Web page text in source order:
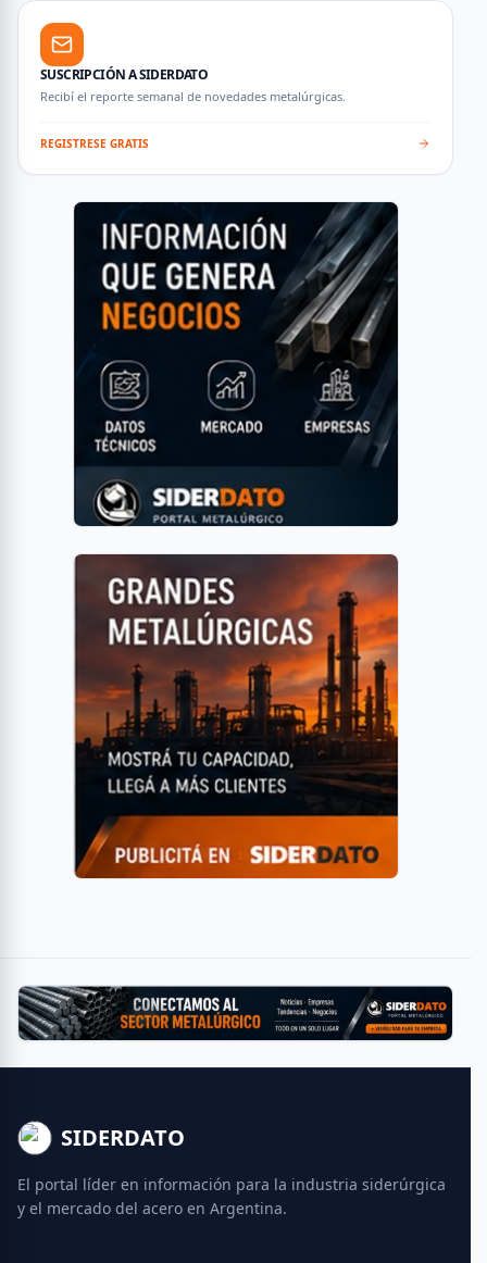
SUSCRIPCIÓN A SIDERDATO
Recibí el reporte semanal de novedades metalúrgicas.
REGISTRESE GRATIS
SIDERDATO
El portal líder en información para la industria siderúrgica
y el mercado del acero en Argentina.